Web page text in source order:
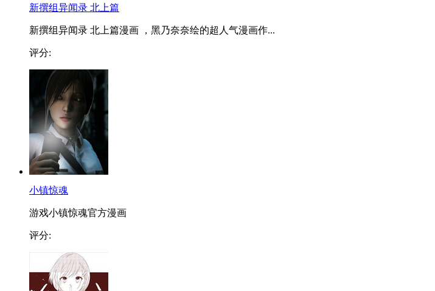
新撰组异闻录 北上篇
新撰组异闻录 北上篇漫画 ，黑乃奈奈绘的超人气漫画作...
评分:
小镇惊魂
游戏小镇惊魂官方漫画
评分: